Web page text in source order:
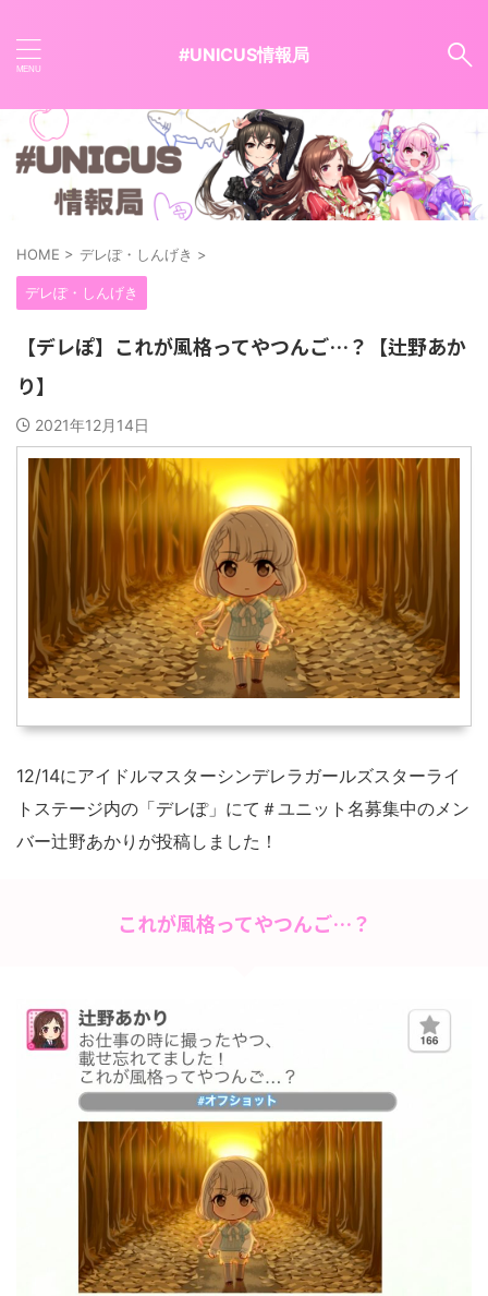
#UNICUS情報局
HOME > デレぽ・しんげき >
デレぽ・しんげき
【デレぽ】これが風格ってやつんご…？【辻野あか
り】
2021年12月14日
12/14にアイドルマスターシンデレラガールズスターライ
トステージ内の「デレぽ」にて＃ユニット名募集中のメン
バー辻野あかりが投稿しました！
これが風格ってやつんご…？